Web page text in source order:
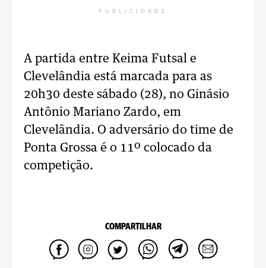
PUBLICIDADE
A partida entre Keima Futsal e
Clevelândia está marcada para as
20h30 deste sábado (28), no Ginásio
Antônio Mariano Zardo, em
Clevelândia. O adversário do time de
Ponta Grossa é o 11º colocado da
competição.
COMPARTILHAR